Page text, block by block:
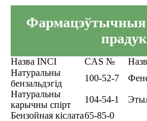
Назва INCI CAS №
Натуральны
бензальдэгід
100-52-7
Натуральны
карычны спірт
104-54-1
Бензойная кіслата65-85-0